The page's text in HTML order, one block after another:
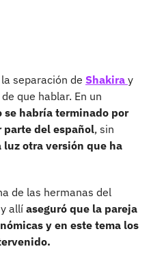
separación de Shakira y
que hablar. En un
se habría terminado por
del español, sin
luz otra versión que ha
de las hermanas del
y allí aseguró que la pareja
y en este tema los